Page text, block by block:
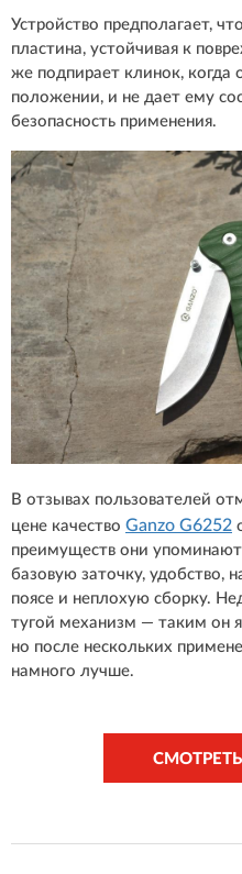
Устройство предполагает,
пластина, устойчивая к
же подпирает клинок, когда
положении, и не дает ему
безопасность применения.
В отзывах пользователей
цене качество Ganzo G6252
преимуществ они
базовую заточку, удобство,
поясе и неплохую сборку.
тугой механизм — таким он
но после нескольких
намного лучше.